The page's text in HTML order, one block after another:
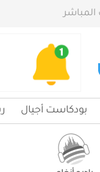
المباشر
بودكاست أجيال